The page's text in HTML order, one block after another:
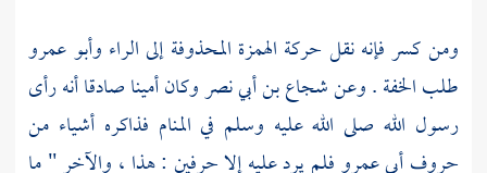
ومن كسر فإنه نقل حركة الهمزة المحذوفة إلى الراء وأبو عمرو
طلب الخفة . وعنشجاع بن أبي نصروكان أمينا صادقا أنه رأى
رسول الله صلى الله عليه وسلم في المنام فذاكره أشياء من
حروفأبي عمروفلم يرد عليه إلا حرفين : هذا ، والآخر " ما